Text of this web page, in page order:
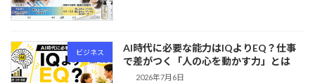
ビジネス
AI時代に必要な能力はIQよりEQ？仕事
で差がつく「人の心を動かす力」とは
2026年7月6日